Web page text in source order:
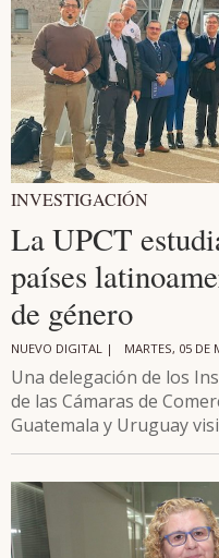
INVESTIGACIÓN
La UPCT
países
de género
NUEVO DIGITAL | MARTES, 05 DE
Una delegación de los
de las Cámaras de
Guatemala y Uruguay